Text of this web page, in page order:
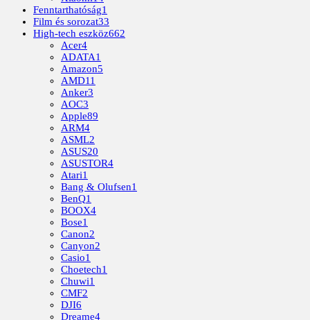
Fenntarthatóság1
Film és sorozat33
High-tech eszköz662
Acer4
ADATA1
Amazon5
AMD11
Anker3
AOC3
Apple89
ARM4
ASML2
ASUS20
ASUSTOR4
Atari1
Bang & Olufsen1
BenQ1
BOOX4
Bose1
Canon2
Canyon2
Casio1
Choetech1
Chuwi1
CMF2
DJI6
Dreame4